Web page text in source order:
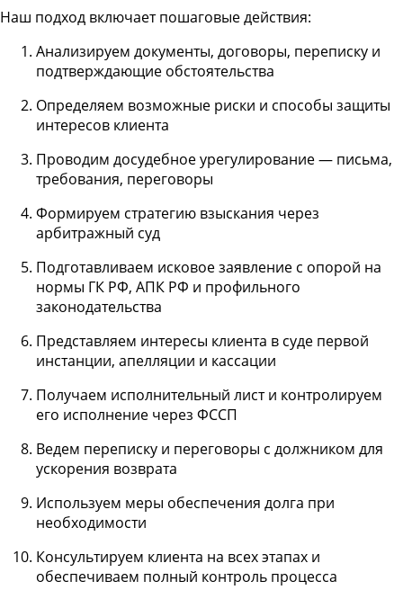
Наш подход включает пошаговые действия:
Анализируем документы, договоры, переписку и
подтверждающие обстоятельства
Определяем возможные риски и способы защиты
интересов клиента
Проводим досудебное урегулирование — письма,
требования, переговоры
Формируем стратегию взыскания через
арбитражный суд
Подготавливаем исковое заявление с опорой на
нормы ГК РФ, АПК РФ и профильного
законодательства
Представляем интересы клиента в суде первой
инстанции, апелляции и кассации
Получаем исполнительный лист и контролируем
его исполнение через ФССП
Ведем переписку и переговоры с должником для
ускорения возврата
Используем меры обеспечения долга при
необходимости
Консультируем клиента на всех этапах и
обеспечиваем полный контроль процесса